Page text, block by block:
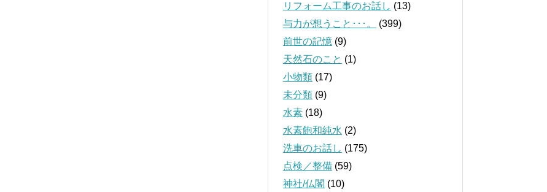
リフォーム工事のお話し (13)
与力が想うこと･･･。
(399)
前世の記憶 (9)
天然石のこと (1)
小物類 (17)
未分類 (9)
水素 (18)
水素飽和純水 (2)
洗車のお話し (175)
点検／整備 (59)
神社/仏閣 (10)